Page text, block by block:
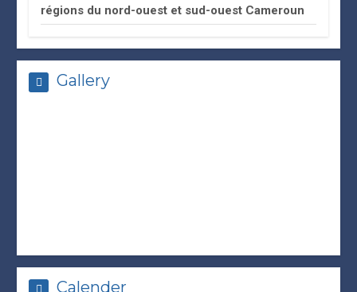
régions du nord-ouest et sud-ouest Cameroun
Gallery
Calender